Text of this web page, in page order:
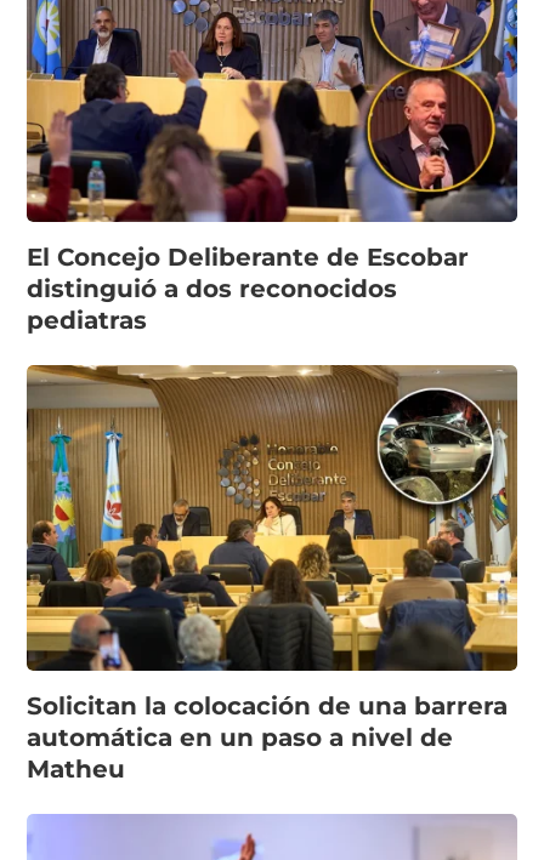
El Concejo Deliberante de Escobar
distinguió a dos reconocidos
pediatras
Solicitan la colocación de una barrera
automática en un paso a nivel de
Matheu